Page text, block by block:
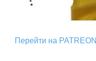
Перейти на PATREON